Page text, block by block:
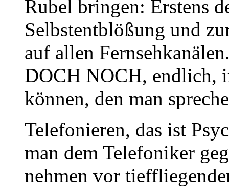
Rubel bringen: Erstens
Selbstentblößung und
auf allen
DOCH NOCH, endlich,
können, den man
Telefonieren, das ist
man dem Telefoniker
nehmen vor